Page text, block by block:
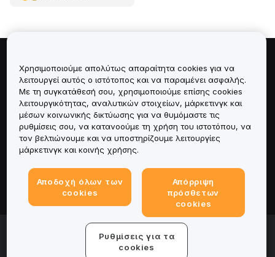
Πληροφορίες για
Υπηρεσίες
Υποστήριξη
Προϊόντα
Νομικά
© 2025-2026 Bybit.eu. All rights reserved.
Όροι παροχής υπηρεσιών | Όροι απορρήτου
Χρησιμοποιούμε απολύτως απαραίτητα cookies για να
λειτουργεί αυτός ο ιστότοπος και να παραμένει ασφαλής.
Με τη συγκατάθεσή σου, χρησιμοποιούμε επίσης cookies
λειτουργικότητας, αναλυτικών στοιχείων, μάρκετινγκ και
μέσων κοινωνικής δικτύωσης για να θυμόμαστε τις
ρυθμίσεις σου, να κατανοούμε τη χρήση του ιστοτόπου, να
τον βελτιώνουμε και να υποστηρίζουμε λειτουργίες
μάρκετινγκ και κοινής χρήσης.
Αποδοχή όλων των
cookies
Απόρριψη
πρόσθετων
cookies
Ρυθμίσεις για τα
cookies